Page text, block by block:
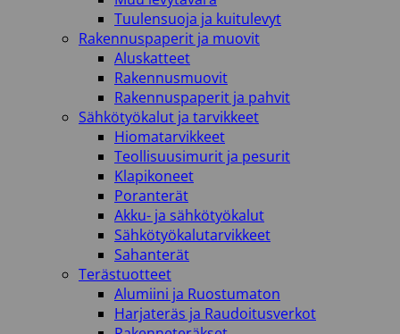
Tuulensuoja ja kuitulevyt
Rakennuspaperit ja muovit
Aluskatteet
Rakennusmuovit
Rakennuspaperit ja pahvit
Sähkötyökalut ja tarvikkeet
Hiomatarvikkeet
Teollisuusimurit ja pesurit
Klapikoneet
Poranterät
Akku- ja sähkötyökalut
Sähkötyökalutarvikkeet
Sahanterät
Terästuotteet
Alumiini ja Ruostumaton
Harjateräs ja Raudoitusverkot